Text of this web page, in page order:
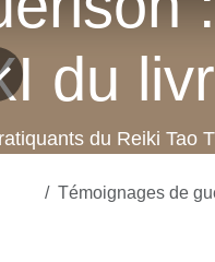
du
du Reiki Tao
Témoignages de guérison :